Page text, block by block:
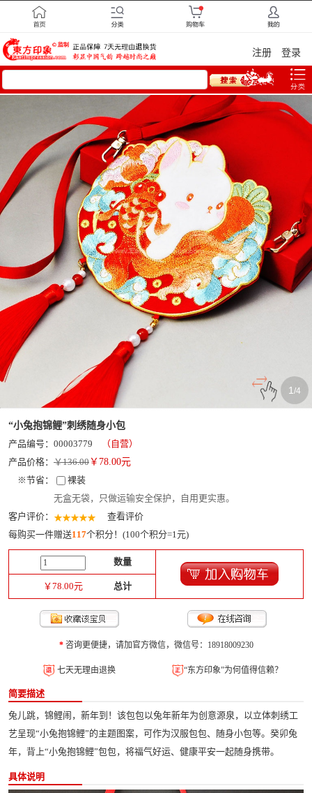
注册 登录
1 /4
“小兔抱锦鲤”刺绣随身小包
产品编号：00003779
（自营）
产品价格： ￥136.00 ￥ 78.00元
※节省：
裸装
无盒无袋，只做运输安全保护，自用更实惠。
客户评价：
查看评价
每购买一件赠送117个积分！(100个积分=1元)
数量
￥78.00元 总计
*咨询更便捷，请加官方微信，微信号：18918009230
七天无理由退换 “东方印象”为何值得信赖？
简要描述
兔儿跳，锦鲤闹，新年到！该包包以兔年新年为创意源泉，以立体刺绣工
艺呈现“小兔抱锦鲤”的主题图案，可作为汉服包包、随身小包等。癸卯兔
年，背上“小兔抱锦鲤”包包，将福气好运、健康平安一起随身携带。
具体说明